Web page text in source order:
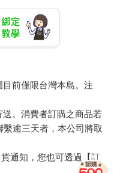
前僅限台灣本島。注
。消費者訂購之商品若
逾三天者，本公司將取
通知，您也可透過【訂